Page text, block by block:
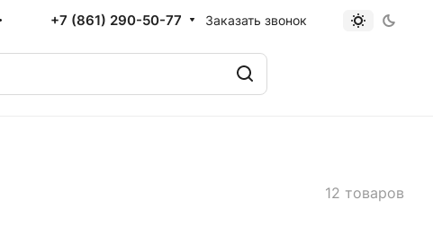
+7 (861) 290-50-77 Заказать звонок
12 товаров